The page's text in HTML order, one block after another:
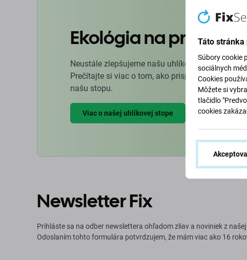
Ekológia na prvom
Neustále zlepšujeme našu uhlíkovú stopu, aby
Prečítajte si viac o tom, ako prispôsobujeme
našu stopu.
Viac o našej uhlíkovej stope
Newsletter Fix
Prihláste sa na odber newslettera ohľadom zliav a noviniek z našej
Odoslaním tohto formulára potvrdzujem, že mám viac ako 16
Táto stránka
Súbory cookie
sociálnych
Cookies
Môžete si
tlačidlo
cookies